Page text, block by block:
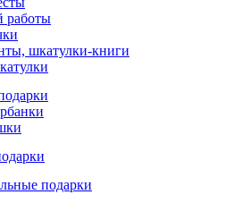
работы
шкатулки-книги
подарки